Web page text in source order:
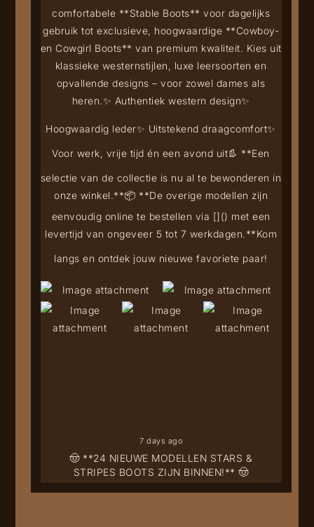
🤠 **24 NIEUWE MODELLEN STARS &
STRIPES BOOTS ZIJN BINNEN!** 🤠
comfortabele **Stable Boots** voor dagelijks
gebruik tot exclusieve, hoogwaardige **Cowboy-
en Cowgirl Boots** van premium kwaliteit. Kies uit
klassieke westernstijlen, luxe leersoorten en
opvallende designs – voor zowel dames als
heren.✨ Authentiek western design✨
Hoogwaardig leder✨ Uitstekend draagcomfort✨
Voor werk, vrije tijd én een avond uit👢 **Een
selectie van de collectie is nu al te bewonderen in
onze winkel.**📦 **De overige modellen zijn
eenvoudig online te bestellen via []() met een
levertijd van ongeveer 5 tot 7 werkdagen.**Kom
langs en ontdek jouw nieuwe favoriete paar!
7 days ago